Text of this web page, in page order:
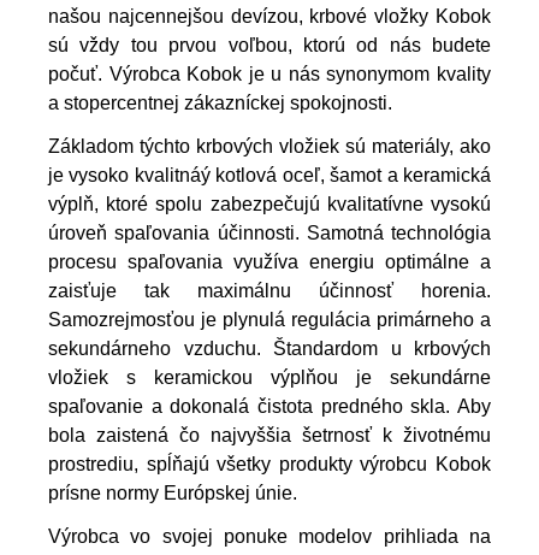
našou najcennejšou devízou, krbové vložky Kobok
sú vždy tou prvou voľbou, ktorú od nás budete
počuť. Výrobca Kobok je u nás synonymom kvality
a stopercentnej zákazníckej spokojnosti.
Základom týchto krbových vložiek sú materiály, ako
je vysoko kvalitnáý kotlová oceľ, šamot a keramická
výplň, ktoré spolu zabezpečujú kvalitatívne vysokú
úroveň spaľovania účinnosti. Samotná technológia
procesu spaľovania využíva energiu optimálne a
zaisťuje tak maximálnu účinnosť horenia.
Samozrejmosťou je plynulá regulácia primárneho a
sekundárneho vzduchu. Štandardom u krbových
vložiek s keramickou výplňou je sekundárne
spaľovanie a dokonalá čistota predného skla. Aby
bola zaistená čo najvyššia šetrnosť k životnému
prostrediu, spĺňajú všetky produkty výrobcu Kobok
prísne normy Európskej únie.
Výrobca vo svojej ponuke modelov prihliada na